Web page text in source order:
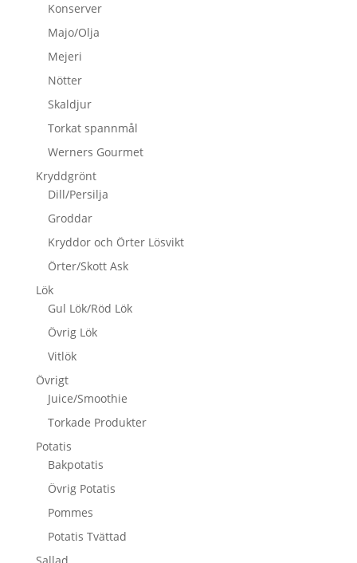
Konserver
Majo/Olja
Mejeri
Nötter
Skaldjur
Torkat spannmål
Werners Gourmet
Kryddgrönt
Dill/Persilja
Groddar
Kryddor och Örter Lösvikt
Örter/Skott Ask
Lök
Gul Lök/Röd Lök
Övrig Lök
Vitlök
Övrigt
Juice/Smoothie
Torkade Produkter
Potatis
Bakpotatis
Övrig Potatis
Pommes
Potatis Tvättad